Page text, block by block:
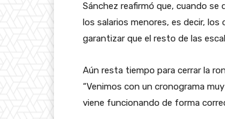
Sánchez reafirmó que, cuando se
los salarios menores, es decir,
garantizar que el resto de las
Aún resta tiempo para cerrar la
“Venimos con un cronograma
viene funcionando de forma